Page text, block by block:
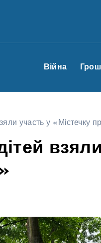
Війна
участь у «Містечку